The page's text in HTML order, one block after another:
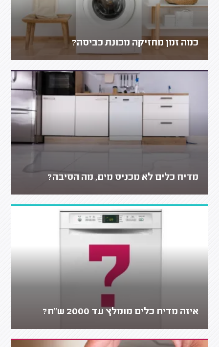
כמה זמן מחזיקה מכונת כביסה?
מדיח כלים לא מכניס מים, מה הסיבה?
איזה מדיח כלים מומלץ עד 2000 ש"ח?